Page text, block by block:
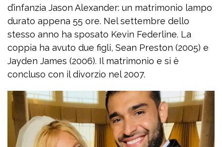
d’infanzia Jason Alexander: un matrimonio lampo
durato appena 55 ore. Nel settembre dello
stesso anno ha sposato Kevin Federline. La
coppia ha avuto due figli, Sean Preston (2005) e
Jayden James (2006). Il matrimonio e si è
concluso con il divorzio nel 2007.